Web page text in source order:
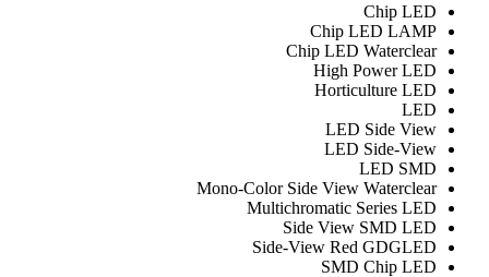
Chip LED
Chip LED LAMP
Chip LED Waterclear
High Power LED
Horticulture LED
LED
LED Side View
LED Side-View
LED SMD
Mono-Color Side View Waterclear
Multichromatic Series LED
Side View SMD LED
Side-View Red GDGLED
SMD Chip LED